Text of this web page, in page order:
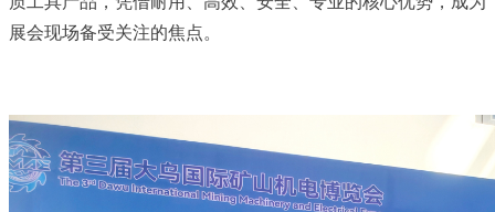
展会现场备受关注的焦点。